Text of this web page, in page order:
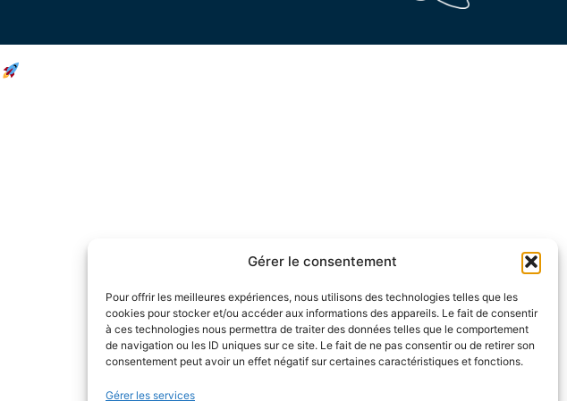
Gérer le consentement
Pour offrir les meilleures expériences, nous utilisons des technologies telles que les
cookies pour stocker et/ou accéder aux informations des appareils. Le fait de consentir
à ces technologies nous permettra de traiter des données telles que le comportement
de navigation ou les ID uniques sur ce site. Le fait de ne pas consentir ou de retirer son
consentement peut avoir un effet négatif sur certaines caractéristiques et fonctions.
Gérer les services